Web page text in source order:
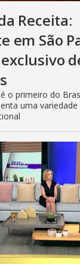
Receita:
em São
o primeiro do
uma